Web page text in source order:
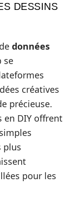
DESSINS
données
se
créatives
précieuse.
en DIY offrent
plus
pour les